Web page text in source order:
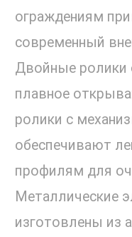
ограждениям
современный
Двойные ролики
плавное
ролики с
обеспечивают
профилям для
Металлические
изготовлены из